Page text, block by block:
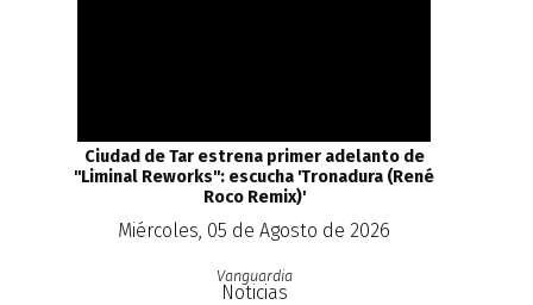
Ciudad de Tar estrena primer adelanto de
''Liminal Reworks'': escucha 'Tronadura (René
Roco Remix)'
Miércoles, 05 de Agosto de 2026
Vanguardia
Noticias